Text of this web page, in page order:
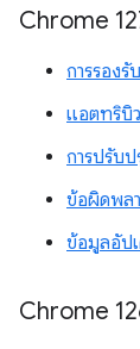
Chrome
การรอง
แอตทริบิ
การปรับ
ข้อผิดพล
ข้อมูลอัป
Chrome